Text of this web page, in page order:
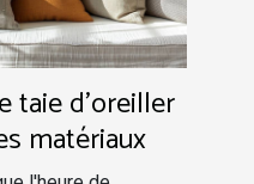
taie d'oreiller
matériaux